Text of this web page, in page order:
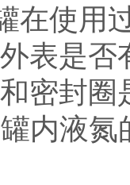
使用过
是否
封圈
液氮